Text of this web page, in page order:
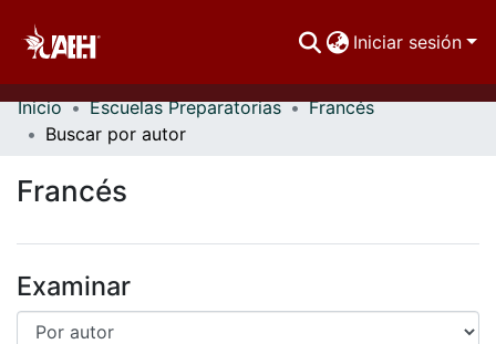
Iniciar sesión
Comunidades
Inicio Escuelas Preparatorias
Francés
Buscar por autor
Francés
Examinar